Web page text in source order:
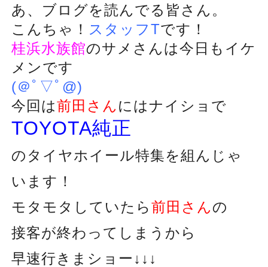
あ、ブログを読んでる皆さん。
こんちゃ！ スタッフTです！
桂浜水族館のサメさんは今日もイケ
メンです
(＠ﾟ▽ﾟ@)
今回は前田さん にはナイショで
TOYOTA純正
のタイヤホイール特集を組んじゃ
います！
モタモタしていたら前田さんの
接客が終わってしまうから
早速行きまショー↓↓↓